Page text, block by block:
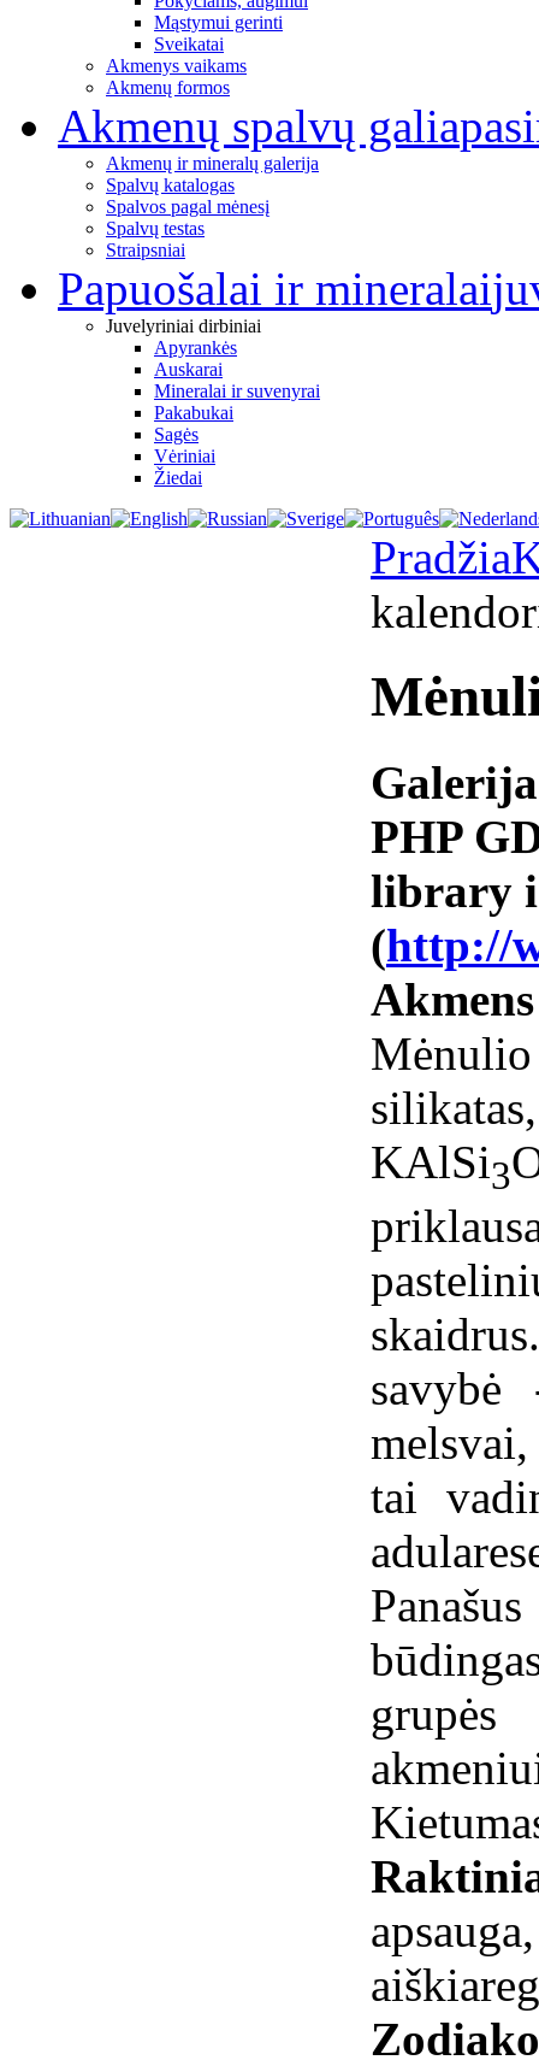
Mąstymui gerinti
Sveikatai
Akmenys vaikams
Akmenų formos
Akmenų spalvų galia
Akmenų ir mineralų galerija
Spalvų katalogas
Spalvos pagal mėnesį
Spalvų testas
Straipsniai
Papuošalai ir mineralai
Juvelyriniai dirbiniai
Apyrankės
Auskarai
Mineralai ir suvenyrai
Pakabukai
Sagės
Vėriniai
Žiedai
Pradžia
Galerija
PHP
library
(http://
KAlSi3
tai